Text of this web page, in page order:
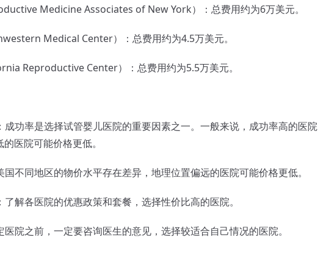
Medicine Associates of New York）：总费用约为6万美元。
Medical Center）：总费用约为4.5万美元。
Reproductive Center）：总费用约为5.5万美元。
功率是选择试管婴儿医院的重要因素之一。一般来说，成功率高的医院
医院可能价格更低。
同地区的物价水平存在差异，地理位置偏远的医院可能价格更低。
各医院的优惠政策和套餐，选择性价比高的医院。
之前，一定要咨询医生的意见，选择较适合自己情况的医院。